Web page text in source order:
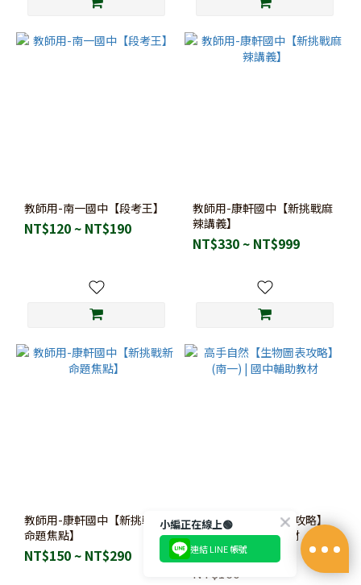
教師用-南一國中【段考王】
NT$120 ~ NT$190
教師用-康軒國中【新挑戰麻
辣講義】
NT$330 ~ NT$999
教師用-康軒國中【新挑戰新
命題焦點】
NT$150 ~ NT$290
高手自然【生物圖表攻略】
(南一) | 國中輔助教材
NT$112
NT$160
小編正在線上🟢
連結 LINE 帳號